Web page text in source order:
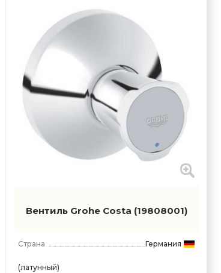
Вентиль Grohe Costa (19808001)
Страна Германия
(латунный)